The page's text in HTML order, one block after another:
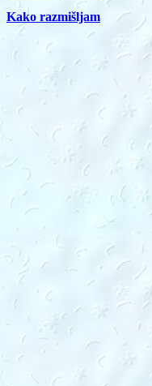
Kako razmišljam